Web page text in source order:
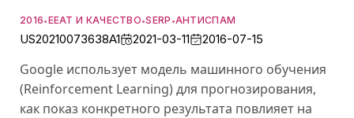
2016•EEAT И КАЧЕСТВО•SERP •АНТИСПАМ
US20210073638A1 2021-03-11 2016-07-15
Google использует модель машинного обучения
(Reinforcement Learning) для прогнозирования,
как показ конкретного результата повлияет на